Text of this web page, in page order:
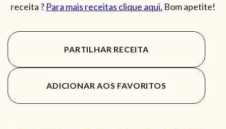
receita ? Para mais receitas clique aqui. Bom apetite!
PARTILHAR RECEITA
ADICIONAR AOS FAVORITOS